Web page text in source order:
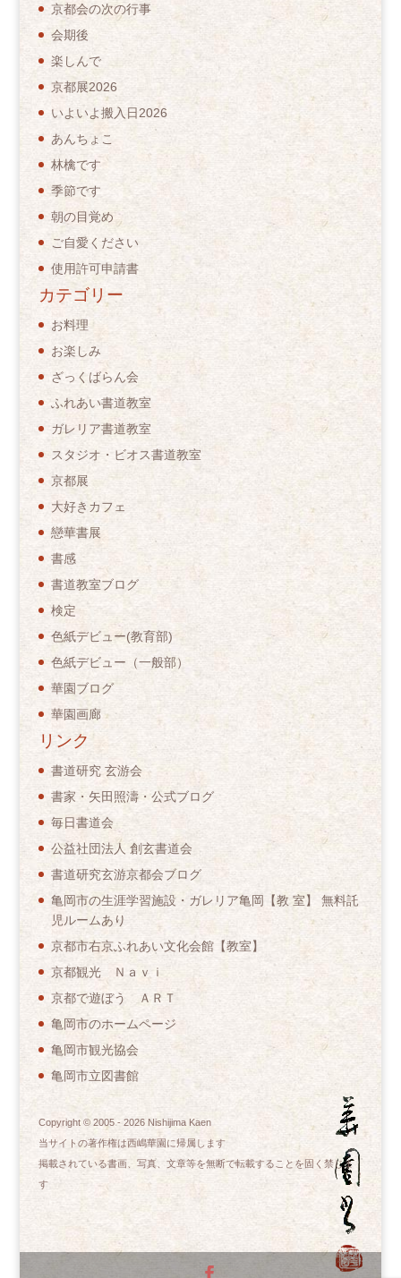
京都会の次の行事
会期後
楽しんで
京都展2026
いよいよ搬入日2026
あんちょこ
林檎です
季節です
朝の目覚め
ご自愛ください
使用許可申請書
カテゴリー
お料理
お楽しみ
ざっくばらん会
ふれあい書道教室
ガレリア書道教室
スタジオ・ビオス書道教室
京都展
大好きカフェ
戀華書展
書感
書道教室ブログ
検定
色紙デビュー(教育部)
色紙デビュー（一般部）
華園ブログ
華園画廊
リンク
書道研究 玄游会
書家・矢田照濤・公式ブログ
毎日書道会
公益社団法人 創玄書道会
書道研究玄游京都会ブログ
亀岡市の生涯学習施設・ガレリア亀岡【教 室】 無料託
児ルームあり
京都市右京ふれあい文化会館【教室】
京都観光 Ｎａｖｉ
京都で遊ぼう ＡＲＴ
亀岡市のホームページ
亀岡市観光協会
亀岡市立図書館
Copyright © 2005 - 2026Nishijima Kaen
当サイトの著作権は西嶋華園に帰属します
掲載されている書画、写真、文章等を無断で転載することを固く禁じま
す